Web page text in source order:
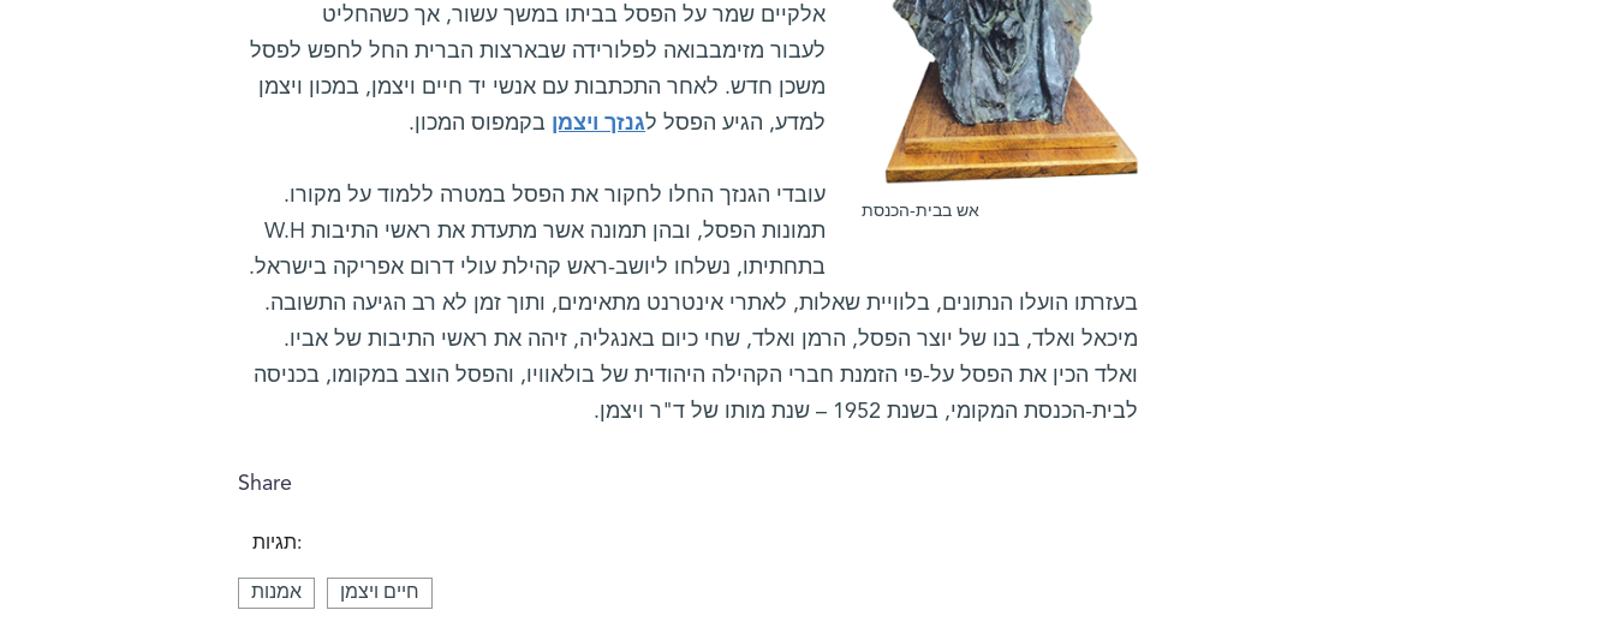
אש בבית-הכנסת
אלקיים שמר על הפסל בביתו במשך עשור, אך כשהחליט
לעבור מזימבבואה לפלורידה שבארצות הברית החל לחפש לפסל
משכן חדש. לאחר התכתבות עם אנשי יד חיים ויצמן, במכון ויצמן
למדע, הגיע הפסל לגנזך ויצמן בקמפוס המכון.
עובדי הגנזך החלו לחקור את הפסל במטרה ללמוד על מקורו.
תמונות הפסל, ובהן תמונה אשר מתעדת את ראשי התיבות W.H
בתחתיתו, נשלחו ליושב-ראש קהילת עולי דרום אפריקה בישראל.
בעזרתו הועלו הנתונים, בלוויית שאלות, לאתרי אינטרנט מתאימים, ותוך זמן לא רב הגיעה התשובה.
מיכאל ואלד, בנו של יוצר הפסל, הרמן ואלד, שחי כיום באנגליה, זיהה את ראשי התיבות של אביו.
ואלד הכין את הפסל על-פי הזמנת חברי הקהילה היהודית של בולאוויו, והפסל הוצב במקומו, בכניסה
לבית-הכנסת המקומי, בשנת 1952 – שנת מותו של ד"ר ויצמן.
Share
תגיות:
אמנות חיים ויצמן